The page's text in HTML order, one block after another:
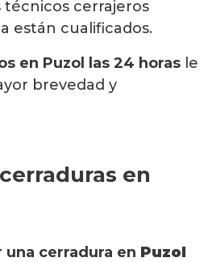
cerrajeros
están cualificados.
en Puzol las 24 horas le
brevedad y
en
una cerradura en Puzol